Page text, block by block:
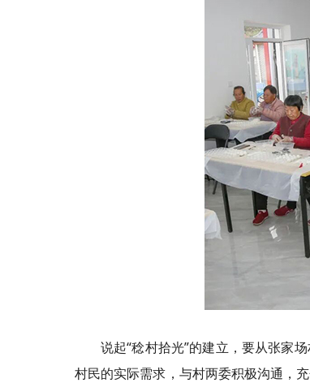
说起“稔村拾光”的建立，要从张家
村民的实际需求，与村两委积极沟通，